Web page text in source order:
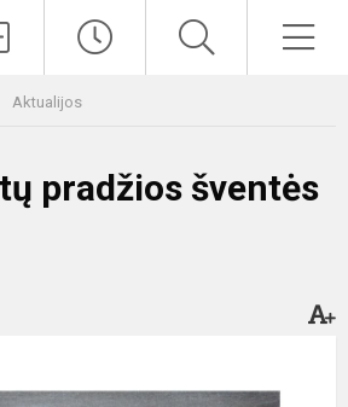
Aktualijos
pradžios šventės